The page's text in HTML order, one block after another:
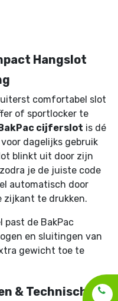
Hangslot
comfortabel slot
of sportlocker te
cijferslot is dé
dagelijks gebruik
blinkt uit door zijn
je de juiste code
automatisch door
zijkant te drukken.
past de BakPac
en sluitingen van
gewicht toe te
& Technische